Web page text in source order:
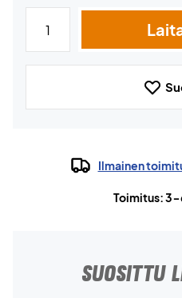
Ilmainen
Toimitus: 3-
SUOSITTU